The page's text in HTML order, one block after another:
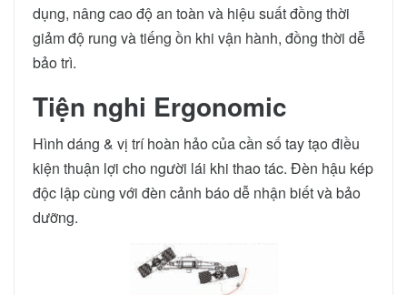
dụng, nâng cao độ an toàn và hiệu suất đồng thời
giảm độ rung và tiếng ồn khi vận hành, đồng thời dễ
bảo trì.
Tiện nghi Ergonomic
Hình dáng & vị trí hoàn hảo của cần số tay tạo điều
kiện thuận lợi cho người lái khi thao tác. Đèn hậu kép
độc lập cùng với đèn cảnh báo dễ nhận biết và bảo
dưỡng.